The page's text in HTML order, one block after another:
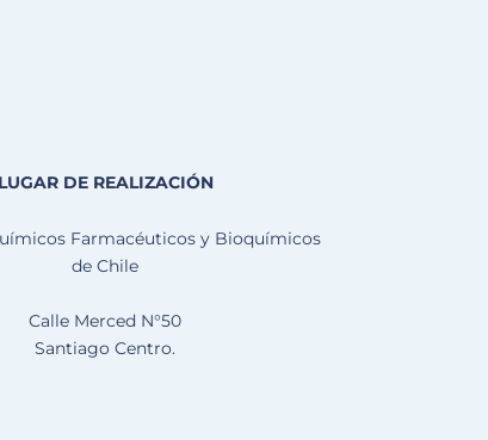
LUGAR DE REALIZACIÓN
Farmacéuticos y Bioquímicos
de Chile
Calle Merced N°50
Santiago Centro.